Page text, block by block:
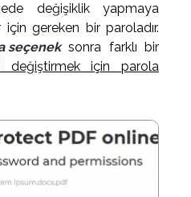
değişiklik yapmaya
için gereken bir paroladır.
seçenek sonra farklı bir
değiştirmek için parola